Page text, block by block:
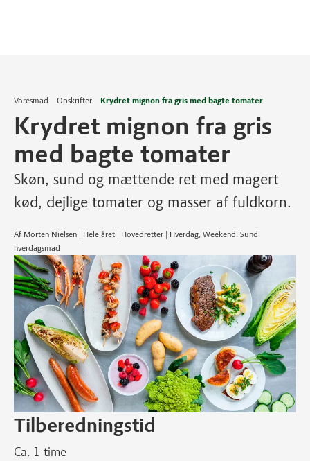
Voresmad Opskrifter Krydret mignon fra gris med bagte tomater
Krydret mignon fra gris
med bagte tomater
Skøn, sund og mættende ret med magert
kød, dejlige tomater og masser af fuldkorn.
Af Morten Nielsen | Hele året | Hovedretter | Hverdag, Weekend, Sund
hverdagsmad
Tilberedningstid
Ca. 1 time